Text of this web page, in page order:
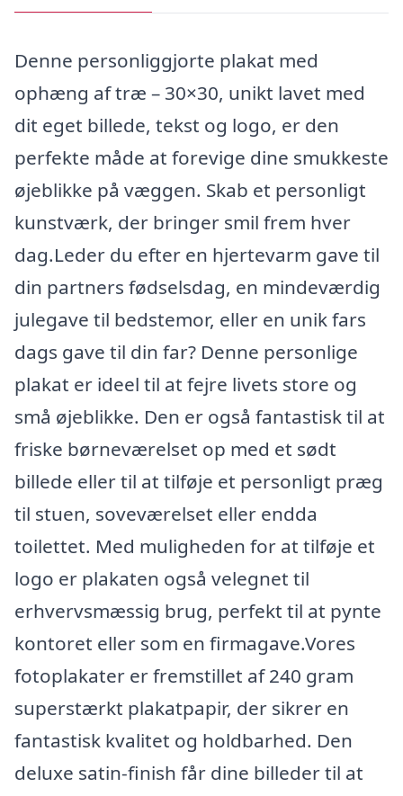
Denne personliggjorte plakat med
ophæng af træ – 30×30, unikt lavet med
dit eget billede, tekst og logo, er den
perfekte måde at forevige dine smukkeste
øjeblikke på væggen. Skab et personligt
kunstværk, der bringer smil frem hver
dag.Leder du efter en hjertevarm gave til
din partners fødselsdag, en mindeværdig
julegave til bedstemor, eller en unik fars
dags gave til din far? Denne personlige
plakat er ideel til at fejre livets store og
små øjeblikke. Den er også fantastisk til at
friske børneværelset op med et sødt
billede eller til at tilføje et personligt præg
til stuen, soveværelset eller endda
toilettet. Med muligheden for at tilføje et
logo er plakaten også velegnet til
erhvervsmæssig brug, perfekt til at pynte
kontoret eller som en firmagave.Vores
fotoplakater er fremstillet af 240 gram
superstærkt plakatpapir, der sikrer en
fantastisk kvalitet og holdbarhed. Den
deluxe satin-finish får dine billeder til at